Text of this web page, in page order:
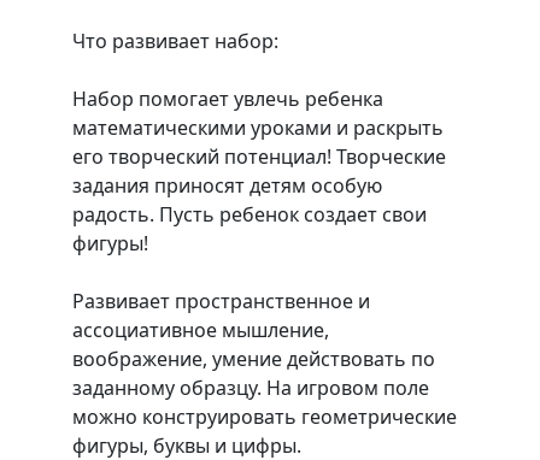
Что развивает набор:
Набор помогает увлечь ребенка
математическими уроками и раскрыть
его творческий потенциал! Творческие
задания приносят детям особую
радость. Пусть ребенок создает свои
фигуры!
Развивает пространственное и
ассоциативное мышление,
воображение, умение действовать по
заданному образцу. На игровом поле
можно конструировать геометрические
фигуры, буквы и цифры.